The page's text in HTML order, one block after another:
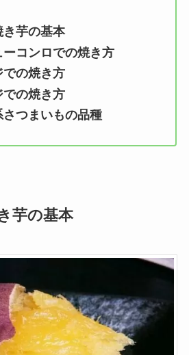
き芋の基本
コンロでの焼き方
での焼き方
での焼き方
さつまいもの品種
芋の基本